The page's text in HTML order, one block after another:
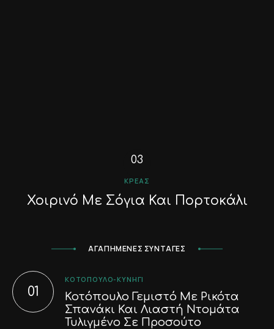
ΚΡΈΑΣ
Χοιρινό Με Σόγια Και Πορτοκάλι
ΑΓΑΠΗΜΕΝΕΣ ΣΥΝΤΑΓΕΣ
ΚΟΤΌΠΟΥΛΟ-ΚΥΝΉΓΙ
Κοτόπουλο Γεμιστό Με Ρικότα
Σπανάκι Και Λιαστή Ντομάτα
Τυλιγμένο Σε Προσούτο